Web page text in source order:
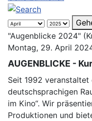
"Augenblicke 2024"
Montag, 29. April
AUGENBLICKE -
Seit 1992
deutschsprachigen
im Kino“. Wir
Produktionen und